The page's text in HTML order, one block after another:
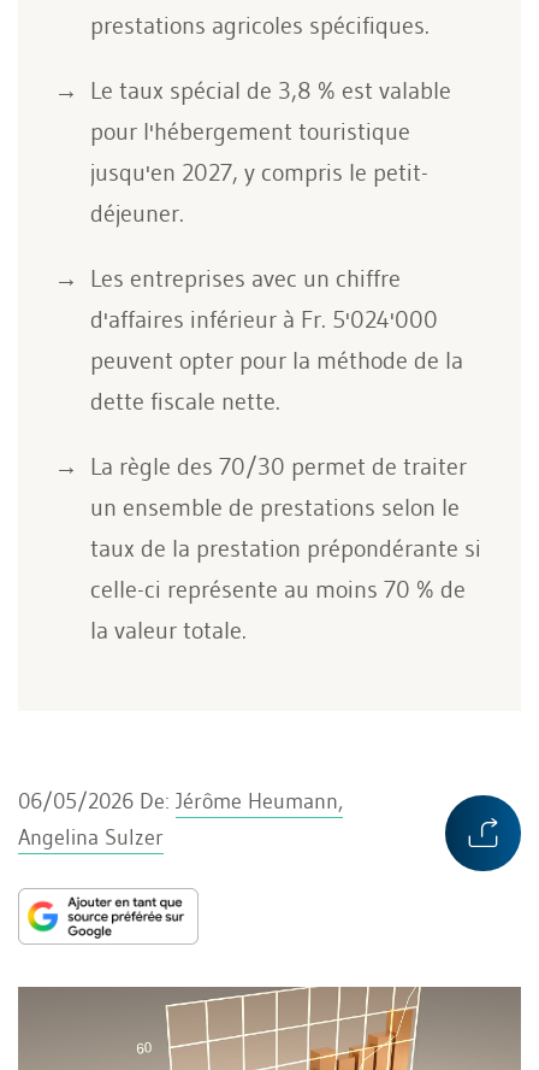
prestations agricoles spécifiques.
Le taux spécial de 3,8 % est valable
pour l'hébergement touristique
jusqu'en 2027, y compris le petit-
déjeuner.
Les entreprises avec un chiffre
d'affaires inférieur à Fr. 5'024'000
peuvent opter pour la méthode de la
dette fiscale nette.
La règle des 70/30 permet de traiter
un ensemble de prestations selon le
taux de la prestation prépondérante si
celle-ci représente au moins 70 % de
la valeur totale.
06/05/2026 De: Jérôme Heumann,
Angelina Sulzer